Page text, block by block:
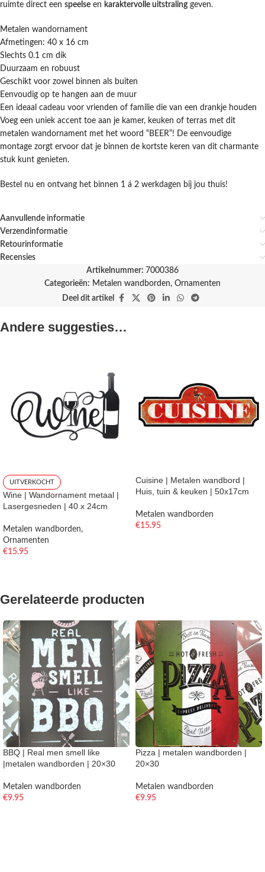
ruimte direct een speelse en karaktervolle uitstraling geven.
Metalen wandornament
Afmetingen: 40 x 16 cm
Slechts 0.1 cm dik
Duurzaam en robuust
Geschikt voor zowel binnen als buiten
Eenvoudig op te hangen aan de muur
Een ideaal cadeau voor vrienden of familie die van een drankje houden
Voeg een uniek accent toe aan je kamer, keuken of terras met dit
metalen wandornament met het woord “BEER”! De eenvoudige
montage zorgt ervoor dat je binnen de kortste keren van dit charmante
stuk kunt genieten.
Bestel nu en ontvang het binnen 1 á 2 werkdagen bij jou thuis!
Aanvullende informatie
Verzendinformatie
Retourinformatie
Recensies
Artikelnummer: 7000386
Categorieën: Metalen wandborden, Ornamenten
Deel dit artikel
Andere suggesties…
UITVERKOCHT
Wine | Wandornament metaal |
Lasergesneden | 40 x 24cm
Metalen wandborden,
Ornamenten
€15.95
Cuisine | Metalen wandbord |
Huis, tuin & keuken | 50x17cm
Metalen wandborden
€15.95
Gerelateerde producten
BBQ | Real men smell like
|metalen wandborden | 20×30
Metalen wandborden
€9.95
Pizza | metalen wandborden |
20×30
Metalen wandborden
€9.95